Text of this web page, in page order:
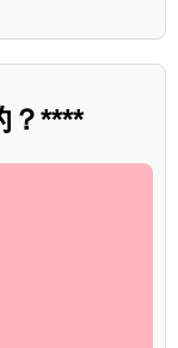
？****